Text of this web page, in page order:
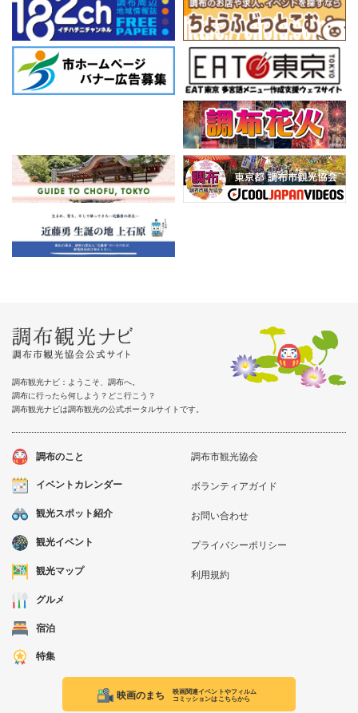
調布観光ナビ：ようこそ、調布へ。
調布に行ったら何しよう？どこ行こう？
調布観光ナビは調布観光の公式ポータルサイトです。
調布のこと
イベントカレンダー
観光スポット紹介
観光イベント
観光マップ
グルメ
宿泊
特集
調布市観光協会
ボランティアガイド
お問い合わせ
プライバシーポリシー
利用規約
映画のまち
映画関連イベントやフィルム
コミッションはこちらから